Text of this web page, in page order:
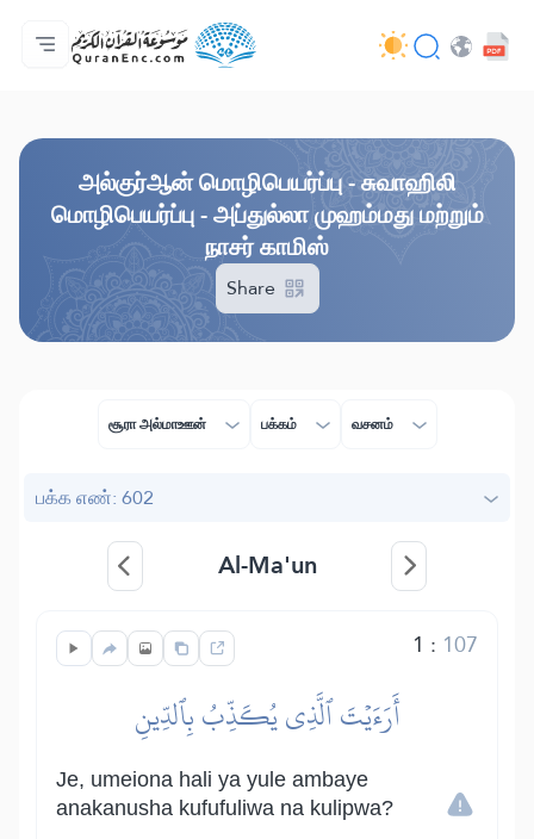
முகப்பு
மொழிபெயர்ப்பு அட்டவணை
Audio
வடிவமைப்போரின் பணிகள் - API
வேலைத் திட்டம் தொடர்பாக
எம்மோடு தொடர்புகொள்ள
மொழி
அல்குர்ஆன் மொழிபெயர்ப்பு - சுவாஹிலி
மொழிபெயர்ப்பு - அப்துல்லா முஹம்மது மற்றும்
நாசர் காமிஸ்
Share
சூரா அல்மாஊன் பக்கம் வசனம்
பக்க எண்: 602
Al-Ma'un
1 : 107
أَرَءَيۡتَ ٱلَّذِي يُكَذِّبُ بِٱلدِّينِ
Je, umeiona hali ya yule ambaye
anakanusha kufufuliwa na kulipwa?